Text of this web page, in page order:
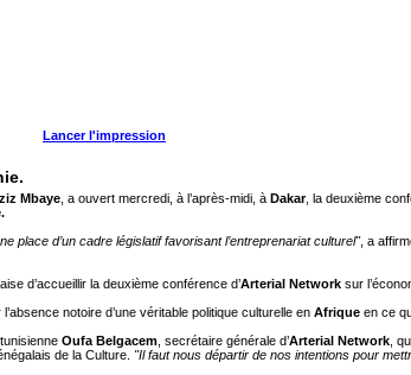
Lancer l'impression
Mbaye, a ouvert mercredi, à l’après-midi, à Dakar, la deuxième
place d’un cadre législatif favorisant l’entreprenariat culturel", a
d’accueillir la deuxième conférence d’Arterial Network sur
notoire d’une véritable politique culturelle en Afrique en ce
Oufa Belgacem, secrétaire générale d’Arterial Network,
de la Culture. "Il faut nous départir de nos intentions pour